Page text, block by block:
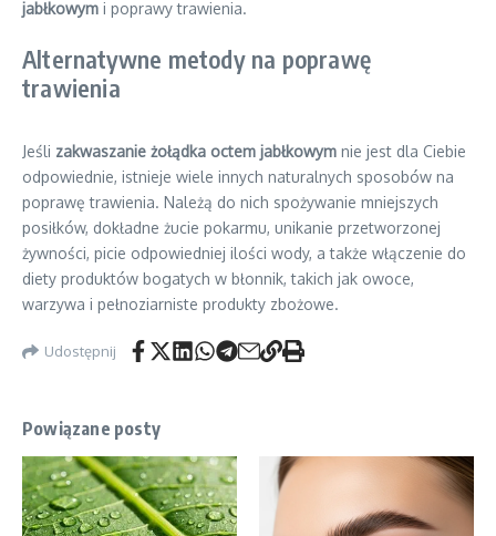
jabłkowym i poprawy trawienia.
Alternatywne metody na poprawę
trawienia
Jeśli zakwaszanie żołądka octem jabłkowym nie jest dla Ciebie
odpowiednie, istnieje wiele innych naturalnych sposobów na
poprawę trawienia. Należą do nich spożywanie mniejszych
posiłków, dokładne żucie pokarmu, unikanie przetworzonej
żywności, picie odpowiedniej ilości wody, a także włączenie do
diety produktów bogatych w błonnik, takich jak owoce,
warzywa i pełnoziarniste produkty zbożowe.
Udostępnij
Powiązane posty